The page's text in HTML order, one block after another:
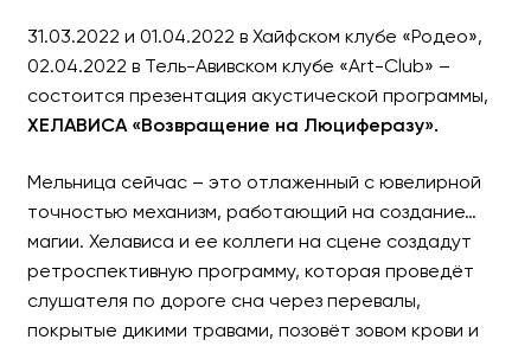
31.03.2022 и 01.04.2022 в Хайфском клубе «Родео»,
02.04.2022 в Тель-Авивском клубе «Art-Club» –
состоится презентация акустической программы,
ХЕЛАВИСА «Возвращение на Люциферазу».
Мельница сейчас – это отлаженный с ювелирной
точностью механизм, работающий на создание…
магии. Хелависа и ее коллеги на сцене создадут
ретроспективную программу, которая проведёт
слушателя по дороге сна через перевалы,
покрытые дикими травами, позовёт зовом крови и